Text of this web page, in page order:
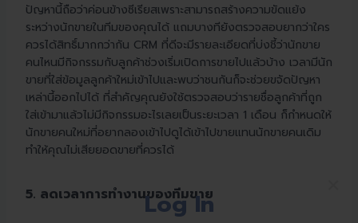
Log In
ปัญหานี้ถือว่าค่อนข้างซีเรียสเพราะสามารถสร้างความขัดแย้ง
ระหว่างนักขายในทีมของคุณได้ แถมบางทียังตรวจสอบยากว่าใคร
ควรได้สิทธิ์มากกว่ากัน CRM ที่ดีจะมีรายละเอียดที่บ่งชี้ว่านักขาย
คนไหนมีกิจกรรมกับลูกค้าช่วงเริ่มเปิดการขายไปแล้วบ้าง เวลามีนัก
ขายที่ใส่ข้อมูลลูกค้าใหม่เข้าไปและพบว่าชนกันก็จะช่วยขจัดปัญหา
เหล่านี้ออกไปได้ ที่สำคัญคุณยังใช้ตรวจสอบว่ารายชื่อลูกค้าที่ถูก
ใส่เข้ามาแล้วไม่มีกิจกรรมอะไรเลยเป็นระยะเวลา 1 เดือน ก็กำหนดให้
นักขายคนใหม่ที่อยากลองเข้าไปดูได้เข้าไปขายแทนนักขายคนเดิม
ทำให้คุณไม่เสียยอดขายที่ควรได้
5. ลดเวลาการทำงานของทีมขาย